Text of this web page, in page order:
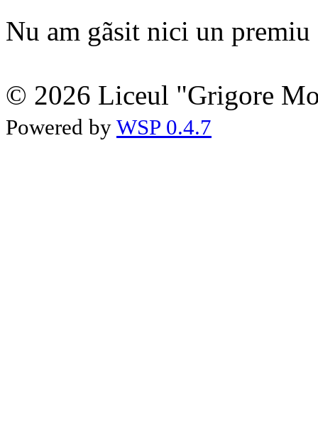
Nu am gãsit nici un premiu
© 2026 Liceul "Grigore
Powered by WSP 0.4.7